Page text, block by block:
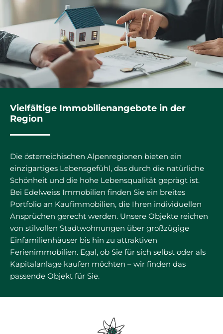
Vielfältige Immobilienangebote in der
Region
Die österreichischen Alpenregionen bieten ein
einzigartiges Lebensgefühl, das durch die natürliche
Schönheit und die hohe Lebensqualität geprägt ist.
Bei Edelweiss Immobilien finden Sie ein breites
Portfolio an Kaufimmobilien, die Ihren individuellen
Ansprüchen gerecht werden. Unsere Objekte reichen
von stilvollen Stadtwohnungen über großzügige
Einfamilienhäuser bis hin zu attraktiven
Ferienimmobilien. Egal, ob Sie für sich selbst oder als
Kapitalanlage kaufen möchten – wir finden das
passende Objekt für Sie.